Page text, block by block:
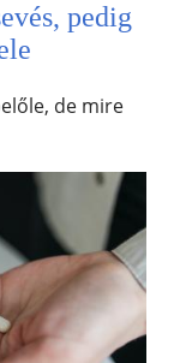
pedig
de mire